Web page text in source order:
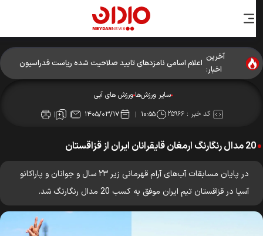
آخرین
اخبار:
اعلام اسامی نامزدهای تایید صلاحیت شده ریاست فدراسیون
بدنسازی و پرورش اندام
سایر ورزش‌هاورزش های آبی
کد خبر : ۲۵۹۶۶ ۱۰:۵۵ ۱۴۰۵/۰۳/۱۷
20 مدال رنگارنگ ارمغان قایقرانان ایران از قزاقستان
در پایان مسابقات آب‌های آرام قهرمانی زیر ۲۳ سال و جوانان و پاراکانو
آسیا در قزاقستان تیم ایران موفق به کسب 20 مدال رنگارنگ شد.